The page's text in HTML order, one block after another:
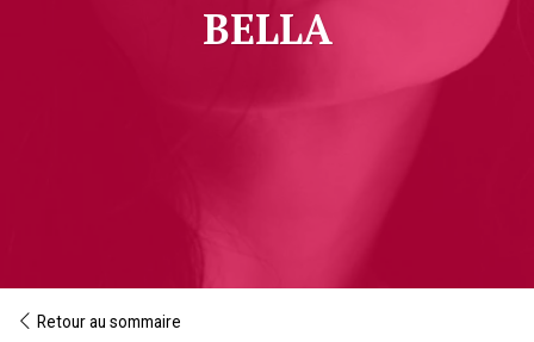
BELLA
Retour au sommaire